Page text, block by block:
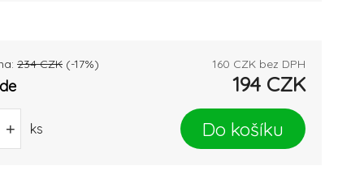
234 CZK (-17%) 160 CZK bez DPH
194 CZK
+ ks Do košíku